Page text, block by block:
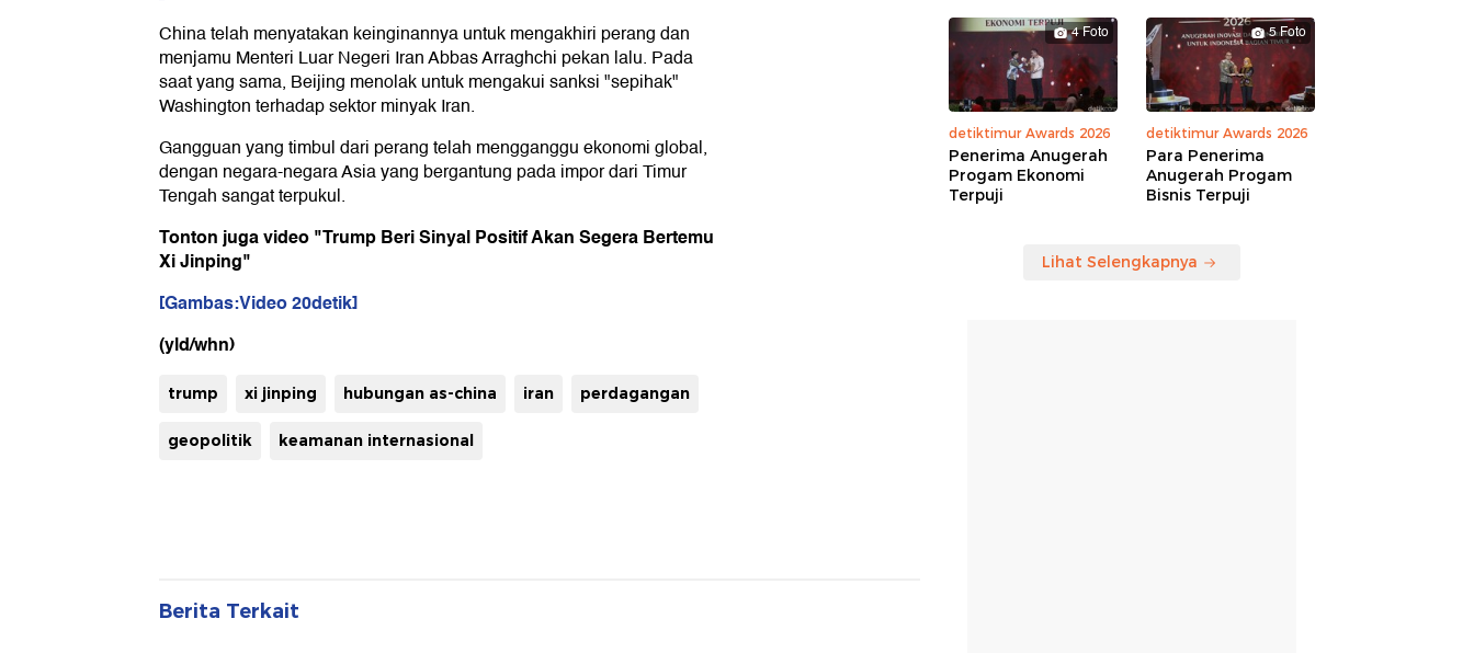
China telah menyatakan keinginannya untuk mengakhiri perang dan
menjamu Menteri Luar Negeri Iran Abbas Arraghchi pekan lalu. Pada
saat yang sama, Beijing menolak untuk mengakui sanksi "sepihak"
Washington terhadap sektor minyak Iran.
Gangguan yang timbul dari perang telah mengganggu ekonomi global,
dengan negara-negara Asia yang bergantung pada impor dari Timur
Tengah sangat terpukul.
Tonton juga video "Trump Beri Sinyal Positif Akan Segera Bertemu
Xi Jinping"
[Gambas:Video 20detik]
(yld/whn)
trump xi jinping hubungan as-china iran perdagangan
geopolitik keamanan internasional
Berita Terkait
4 Foto
detiktimur Awards 2026
Penerima Anugerah
Progam Ekonomi
Terpuji
5 Foto
detiktimur Awards 2026
Para Penerima
Anugerah Progam
Bisnis Terpuji
Lihat Selengkapnya